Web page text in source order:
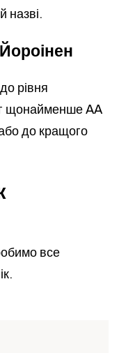
назві.
рівня
щонайменше AA
до кращого
все